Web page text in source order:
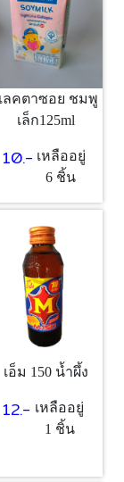
ลคตาซอย ชมพู
เล็ก125ml
10.- เหลืออยู่
6 ชิ้น
เอ็ม 150 น้ำผึ้ง
12.- เหลืออยู่
1 ชิ้น